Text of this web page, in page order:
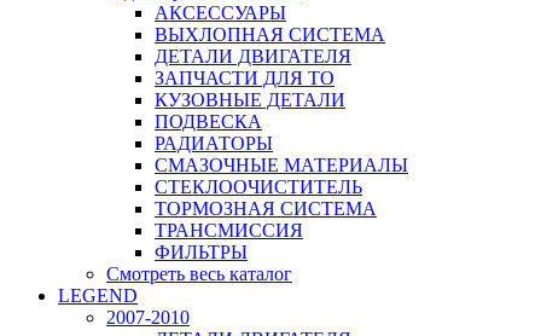
АКСЕССУАРЫ
ВЫХЛОПНАЯ СИСТЕМА
ДЕТАЛИ ДВИГАТЕЛЯ
ЗАПЧАСТИ ДЛЯ ТО
КУЗОВНЫЕ ДЕТАЛИ
ПОДВЕСКА
РАДИАТОРЫ
СМАЗОЧНЫЕ МАТЕРИАЛЫ
СТЕКЛООЧИСТИТЕЛЬ
ТОРМОЗНАЯ СИСТЕМА
ТРАНСМИССИЯ
ФИЛЬТРЫ
Смотреть весь каталог
LEGEND
2007-2010